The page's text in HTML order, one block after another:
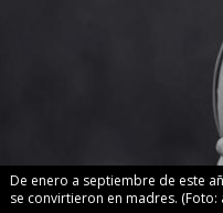
De enero a septiembre de este
se convirtieron en madres. (Foto: